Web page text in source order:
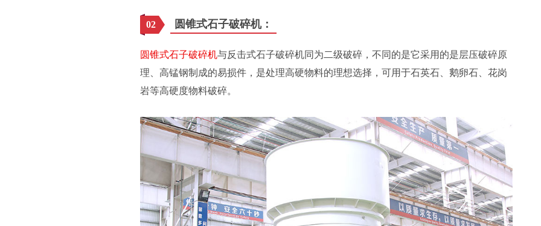
02 圆锥式石子破碎机：
圆锥式石子破碎机与反击式石子破碎机同为二级破碎，不同的是它采用的是层压破碎原
理、高锰钢制成的易损件，是处理高硬物料的理想选择，可用于石英石、鹅卵石、花岗
岩等高硬度物料破碎。